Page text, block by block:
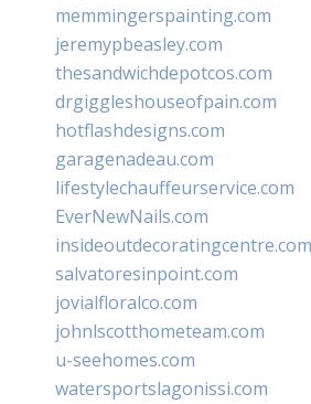
memmingerspainting.com
jeremypbeasley.com
thesandwichdepotcos.com
drgiggleshouseofpain.com
hotflashdesigns.com
garagenadeau.com
lifestylechauffeurservice.com
EverNewNails.com
insideoutdecoratingcentre.com
salvatoresinpoint.com
jovialfloralco.com
johnlscotthometeam.com
u-seehomes.com
watersportslagonissi.com